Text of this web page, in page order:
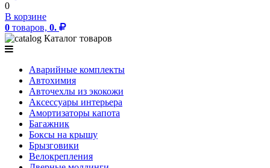
0
В корзине
0 товаров, 0.
Каталог товаров
Аварийные комплекты
Автохимия
Авточехлы из экокожи
Аксессуары интерьера
Амортизаторы капота
Багажник
Боксы на крышу
Брызговики
Велокрепления